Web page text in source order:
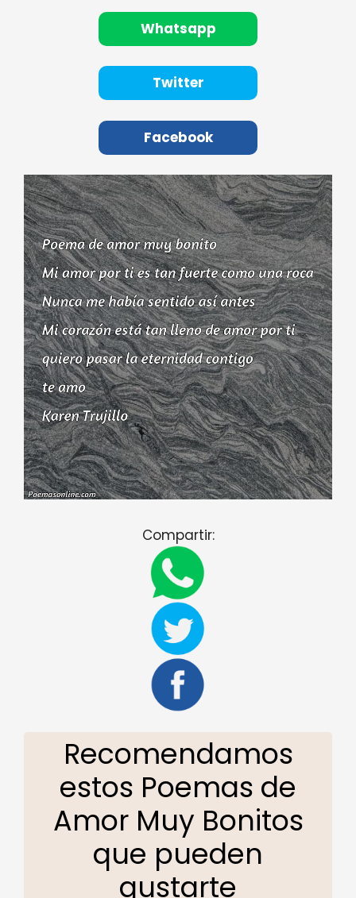
Whatsapp
Twitter
Facebook
Compartir:
Recomendamos
estos Poemas de
Amor Muy Bonitos
que pueden
gustarte